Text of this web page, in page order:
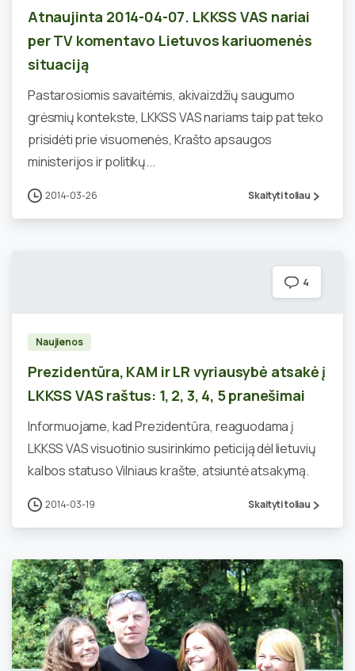
Atnaujinta 2014-04-07. LKKSS VAS nariai
per TV komentavo Lietuvos kariuomenės
situaciją
Pastarosiomis savaitėmis, akivaizdžių saugumo
grėsmių kontekste, LKKSS VAS nariams taip pat teko
prisidėti prie visuomenės, Krašto apsaugos
ministerijos ir politikų...
2014-03-26 Skaityti toliau
4
Naujienos
Prezidentūra, KAM ir LR vyriausybė atsakė į
LKKSS VAS raštus: 1, 2, 3, 4, 5 pranešimai
Informuojame, kad Prezidentūra, reaguodama į
LKKSS VAS visuotinio susirinkimo peticiją dėl lietuvių
kalbos statuso Vilniaus krašte, atsiuntė atsakymą.
2014-03-19 Skaityti toliau